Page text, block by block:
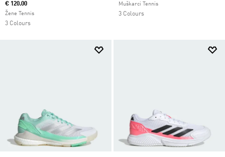
€ 120.00
Žene Tennis
3 Colours
Muškarci Tennis
3 Colours